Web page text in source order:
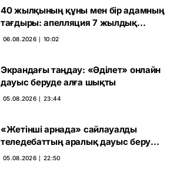
40 жылқының құны мен бір адамның
тағдыры: апелляция 7 жылдық
үкімді бұзды
06.08.2026 ∣ 10:02
Экрандағы таңдау: «Әділет» онлайн
дауыс беруде алға шықты
05.08.2026 ∣ 23:44
«Жетінші арнада» сайлауалды
теледебаттың аралық дауыс беру
нәтижесі жарияланды
05.08.2026 ∣ 22:50